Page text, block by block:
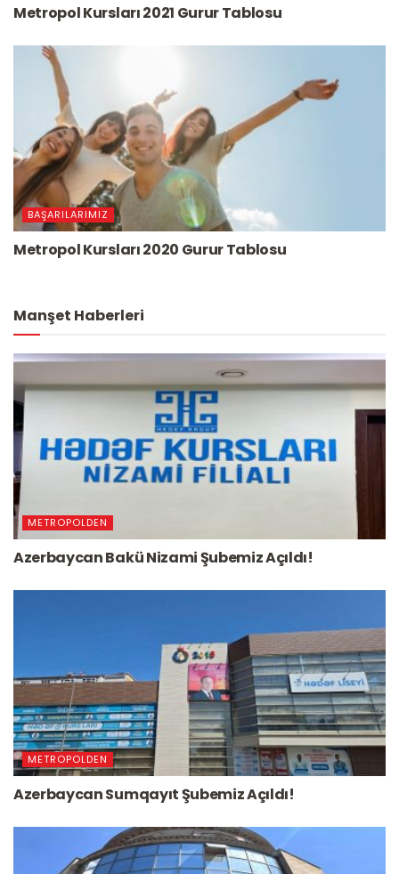
Metropol Kursları 2021 Gurur Tablosu
BAŞARILARIMIZ
Metropol Kursları 2020 Gurur Tablosu
Manşet Haberleri
METROPOLDEN
Azerbaycan Bakü Nizami Şubemiz Açıldı!
METROPOLDEN
Azerbaycan Sumqayıt Şubemiz Açıldı!